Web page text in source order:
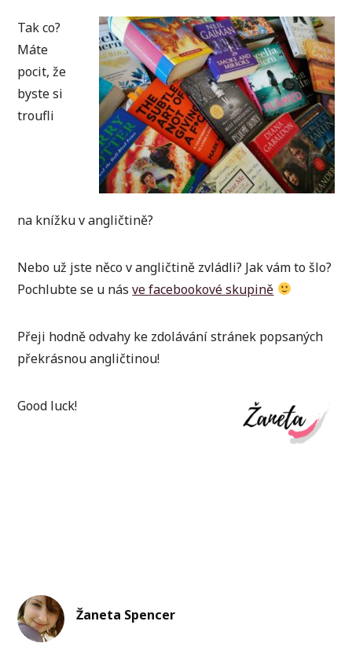
Tak co?
Máte
pocit, že
byste si
troufli
na knížku v angličtině?
Nebo už jste něco v angličtině zvládli? Jak vám to šlo?
Pochlubte se u násve facebookové skupině
Přeji hodně odvahy ke zdolávání stránek popsaných
překrásnou angličtinou!
Good luck!
Žaneta Spencer